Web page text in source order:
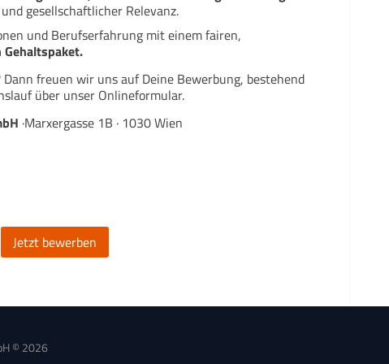
gesellschaftlicher Relevanz.
und Berufserfahrung mit einem fairen,
Dann freuen wir uns auf Deine Bewerbung, bestehend
über unser Onlineformular.
·Marxergasse 1B · 1030 Wien
Jetzt bewerben
© 2026